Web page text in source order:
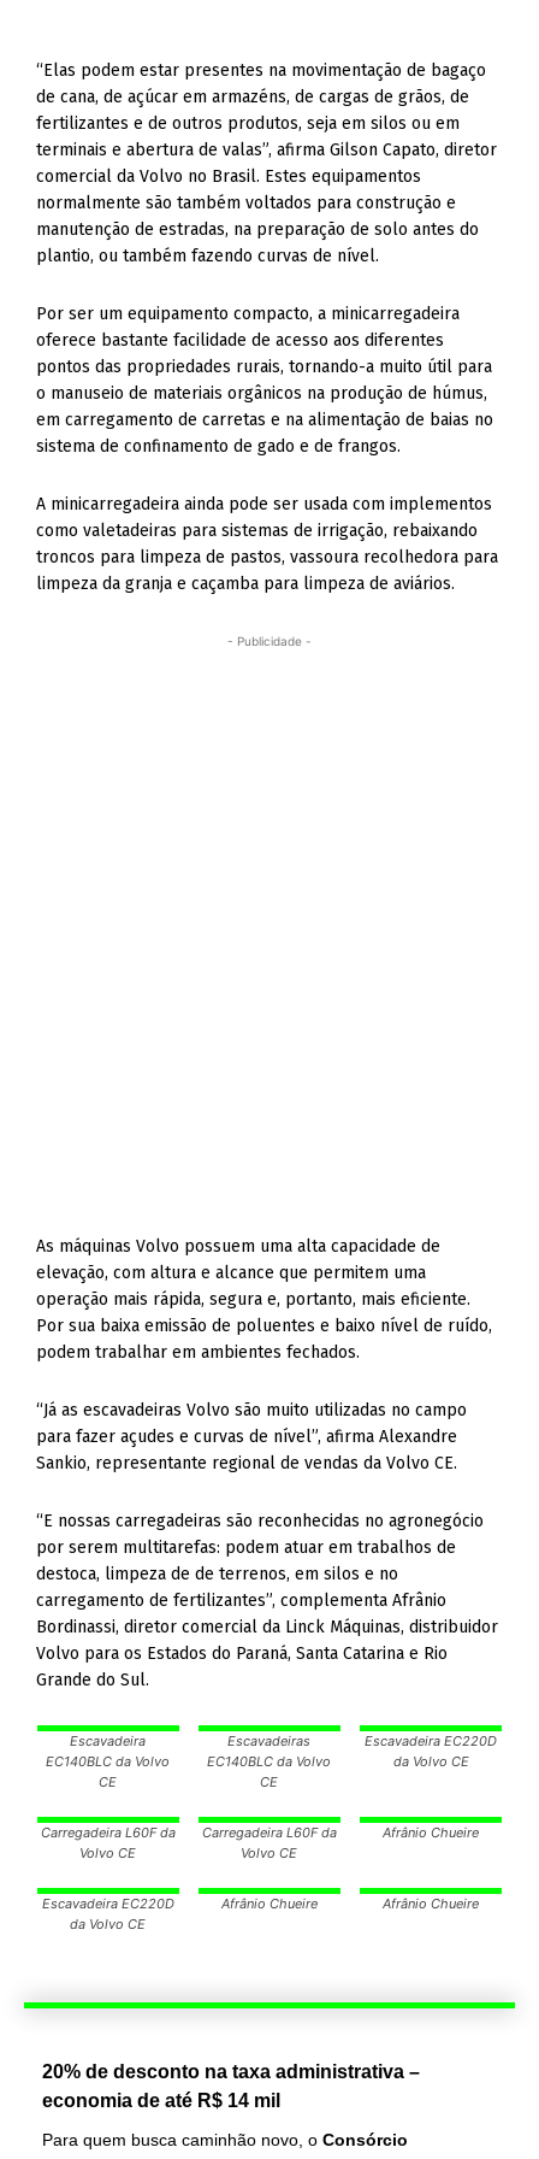
“Elas podem estar presentes na movimentação de bagaço
de cana, de açúcar em armazéns, de cargas de grãos, de
fertilizantes e de outros produtos, seja em silos ou em
terminais e abertura de valas”, afirma Gilson Capato, diretor
comercial da Volvo no Brasil. Estes equipamentos
normalmente são também voltados para construção e
manutenção de estradas, na preparação de solo antes do
plantio, ou também fazendo curvas de nível.
Por ser um equipamento compacto, a minicarregadeira
oferece bastante facilidade de acesso aos diferentes
pontos das propriedades rurais, tornando-a muito útil para
o manuseio de materiais orgânicos na produção de húmus,
em carregamento de carretas e na alimentação de baias no
sistema de confinamento de gado e de frangos.
A minicarregadeira ainda pode ser usada com implementos
como valetadeiras para sistemas de irrigação, rebaixando
troncos para limpeza de pastos, vassoura recolhedora para
limpeza da granja e caçamba para limpeza de aviários.
- Publicidade -
As máquinas Volvo possuem uma alta capacidade de
elevação, com altura e alcance que permitem uma
operação mais rápida, segura e, portanto, mais eficiente.
Por sua baixa emissão de poluentes e baixo nível de ruído,
podem trabalhar em ambientes fechados.
“Já as escavadeiras Volvo são muito utilizadas no campo
para fazer açudes e curvas de nível”, afirma Alexandre
Sankio, representante regional de vendas da Volvo CE.
“E nossas carregadeiras são reconhecidas no agronegócio
por serem multitarefas: podem atuar em trabalhos de
destoca, limpeza de de terrenos, em silos e no
carregamento de fertilizantes”, complementa Afrânio
Bordinassi, diretor comercial da Linck Máquinas, distribuidor
Volvo para os Estados do Paraná, Santa Catarina e Rio
Grande do Sul.
Escavadeira
EC140BLC da Volvo
CE
Escavadeiras
EC140BLC da Volvo
CE
Escavadeira EC220D
da Volvo CE
Carregadeira L60F da
Volvo CE
Carregadeira L60F da
Volvo CE
Afrânio Chueire
Escavadeira EC220D
da Volvo CE
Afrânio Chueire Afrânio Chueire
20% de desconto na taxa administrativa –
economia de até R$ 14 mil
Para quem busca caminhão novo, o Consórcio